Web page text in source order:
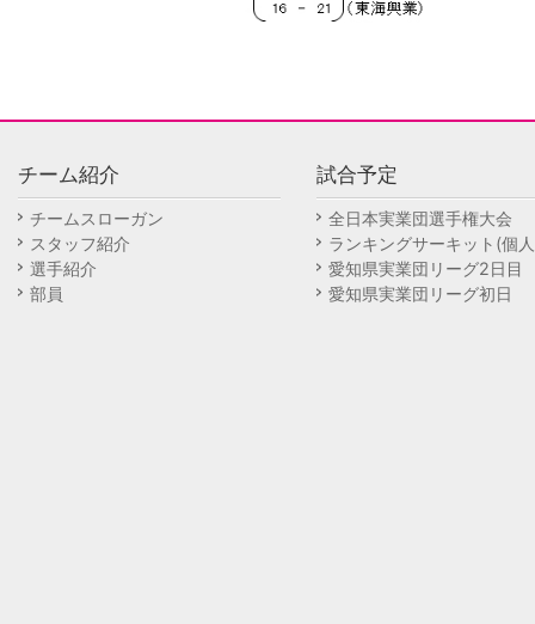
チーム紹介
チームスローガン
スタッフ紹介
選手紹介
部員
試合予定
全日本実業団選手権大会
ランキングサーキット(個
愛知県実業団リーグ2日目
愛知県実業団リーグ初日